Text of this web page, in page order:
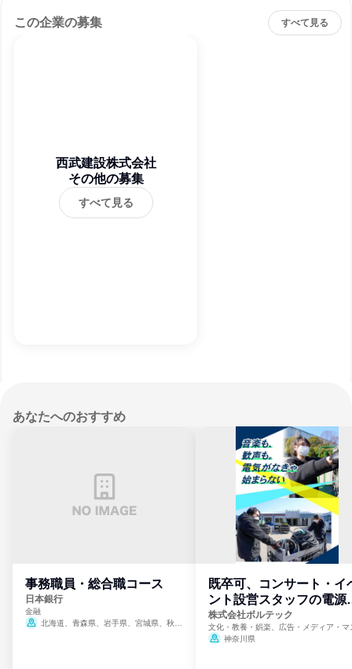
この企業の募集 すべて見る
西武建設株式会社
その他の募集
すべて見る
あなたへのおすすめ
事務職員・総合職コース
日本銀行
金融
北海道、青森県、岩手県、宮城県、秋田
既卒可、コンサート・イ
ント設営スタッフの電源
門
株式会社ボルテック
文化・教養・娯楽、広告・メディア・マ
ミ、電力・ガス・水道・エネルギー
神奈川県